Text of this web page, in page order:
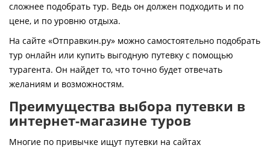
Контакты
сложнее подобрать тур. Ведь он должен подходить и по
цене, и по уровню отдыха.
На сайте «Отправкин.ру» можно самостоятельно подобрать
тур онлайн или купить выгодную путевку с помощью
турагента. Он найдет то, что точно будет отвечать
желаниям и возможностям.
Преимущества выбора путевки в
интернет-магазине туров
Многие по привычке ищут путевки на сайтах